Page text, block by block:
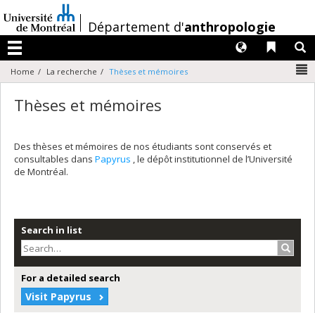
au
contenu
/Département d'anthropologie
Menu
Liens
Langues
Home La recherche Thèses et mémoires
Thèses et mémoires
Des thèses et mémoires de nos étudiants sont conservés et
consultables dans Papyrus , le dépôt institutionnel de l’Université
de Montréal.
Search in list
For a detailed search
Visit Papyrus